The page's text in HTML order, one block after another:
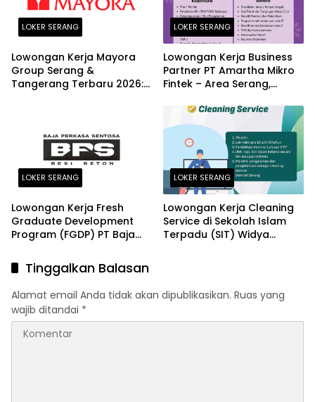
LOKER SERANG
Lowongan Kerja Mayora
Group Serang &
Tangerang Terbaru 2026:
LOKER SERANG
Lowongan Kerja Business
Partner PT Amartha Mikro
Fintek – Area Serang,
Petir, Cikande Terbaru
2026
LOKER SERANG
Lowongan Kerja Fresh
Graduate Development
Program (FGDP) PT Baja
2026
LOKER SERANG
Lowongan Kerja Cleaning
Service di Sekolah Islam
Terpadu (SIT) Widya
Tinggalkan Balasan
Alamat email Anda tidak akan dipublikasikan. Ruas yang
wajib ditandai *